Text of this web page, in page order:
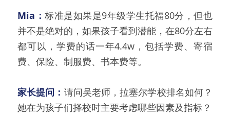
Mia：标准是如果是9年级学生托福80分，但也
并不是绝对的，如果孩子看到潜能，在80分左右
都可以，学费的话一年4.4w，包括学费、寄宿
费、保险、制服费、书本费等。
家长提问： 请问吴老师，拉塞尔学校排名如何？
她在为孩子们择校时主要考虑哪些因素及指标？